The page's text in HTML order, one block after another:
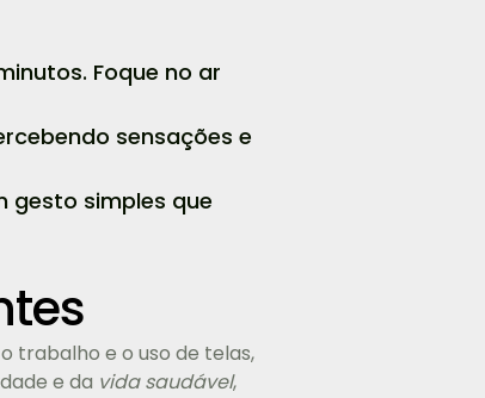
Foque no ar
sensações e
gesto simples que
trabalho e o uso de telas,
e da vida saudável,